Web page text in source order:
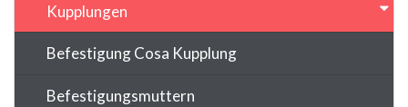
Kupplungen
Befestigung Cosa Kupplung
Befestigungsmuttern